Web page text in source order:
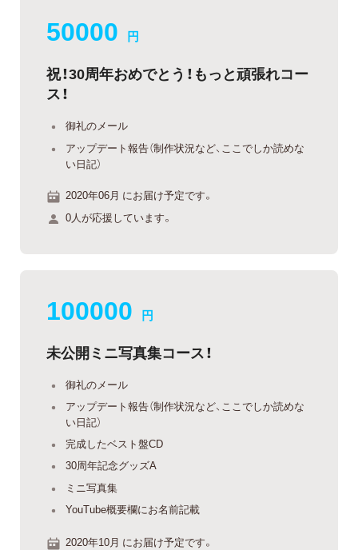
50000 円
祝！30周年おめでとう！もっと頑張れコー
ス！
御礼のメール
アップデート報告（制作状況など、ここでしか読めな
い日記）
2020年06月 にお届け予定です。
0人が応援しています。
100000 円
未公開ミニ写真集コース！
御礼のメール
アップデート報告（制作状況など、ここでしか読めな
い日記）
完成したベスト盤CD
30周年記念グッズA
ミニ写真集
YouTube概要欄にお名前記載
2020年10月 にお届け予定です。